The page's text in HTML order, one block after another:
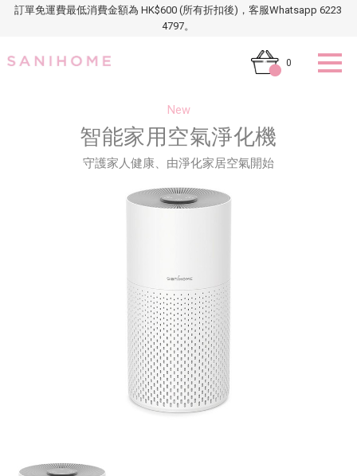
訂單免運費最低消費金額為 HK$600 (所有折扣後)，客服Whatsapp 6223
4797。
0
New
智能家用空氣淨化機
守護家人健康、由淨化家居空氣開始